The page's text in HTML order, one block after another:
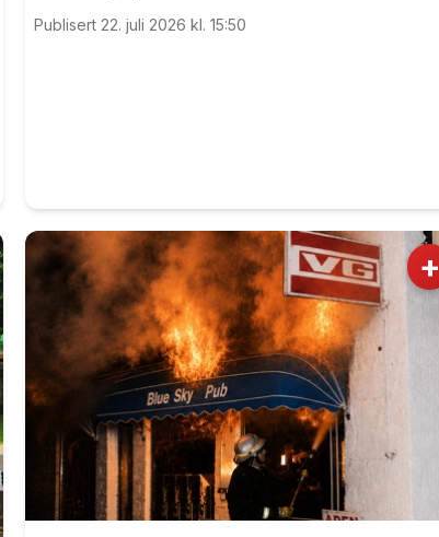
livet, var det en sterk markering ved 22. juli-
Publisert 22. juli 2026 kl. 15:50
+